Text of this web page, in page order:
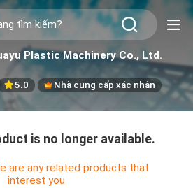
Plastic Machinery Co., Ltd.
5.0 Nhà cung cấp xác nhận
is no longer available.
are any related products that
interest you